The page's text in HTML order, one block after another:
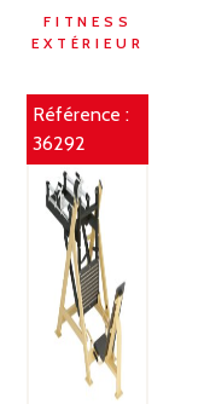
FITNESS
EXTÉRIEUR
Référence :
36292